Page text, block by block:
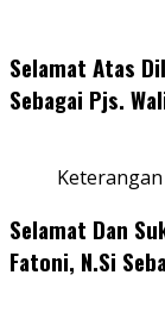
Selamat Atas
Sebagai Pjs.
Selamat Dan
Fatoni, N.Si